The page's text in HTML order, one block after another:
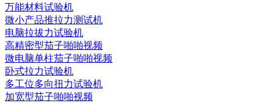
万能材料试验机
微小产品推拉力测试机
电脑拉拔力试验机
高精密型茄子啪啪视频
微电脑单柱茄子啪啪视频
卧式拉力试验机
多工位多向扭力试验机
加宽型茄子啪啪视频